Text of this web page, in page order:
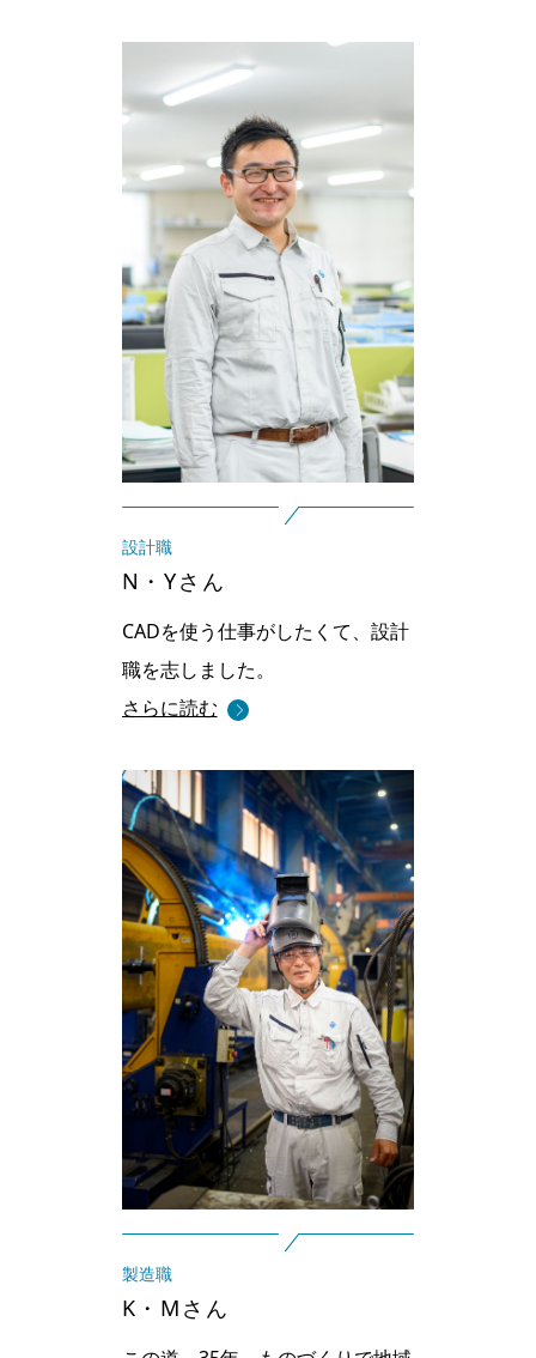
設計職
N・Yさん
CADを使う仕事がしたくて、 設計
職を志しました。
さらに読む
製造職
K・Mさん